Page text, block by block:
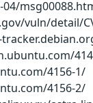
vuln/detail/
4156-1/
4156-2/